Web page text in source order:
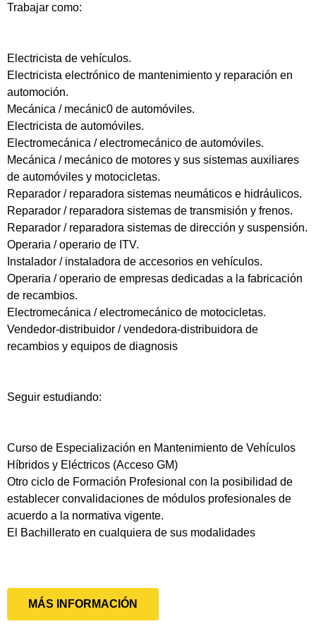
Trabajar como:
Electricista de vehículos.
Electricista electrónico de mantenimiento y reparación en
automoción.
Mecánica / mecánic0 de automóviles.
Electricista de automóviles.
Electromecánica / electromecánico de automóviles.
Mecánica / mecánico de motores y sus sistemas auxiliares
de automóviles y motocicletas.
Reparador / reparadora sistemas neumáticos e hidráulicos.
Reparador / reparadora sistemas de transmisión y frenos.
Reparador / reparadora sistemas de dirección y suspensión.
Operaria / operario de ITV.
Instalador / instaladora de accesorios en vehículos.
Operaria / operario de empresas dedicadas a la fabricación
de recambios.
Electromecánica / electromecánico de motocicletas.
Vendedor-distribuidor / vendedora-distribuidora de
recambios y equipos de diagnosis
Seguir estudiando:
Curso de Especialización en Mantenimiento de Vehículos
Híbridos y Eléctricos (Acceso GM)
Otro ciclo de Formación Profesional con la posibilidad de
establecer convalidaciones de módulos profesionales de
acuerdo a la normativa vigente.
El Bachillerato en cualquiera de sus modalidades
MÁS INFORMACIÓN